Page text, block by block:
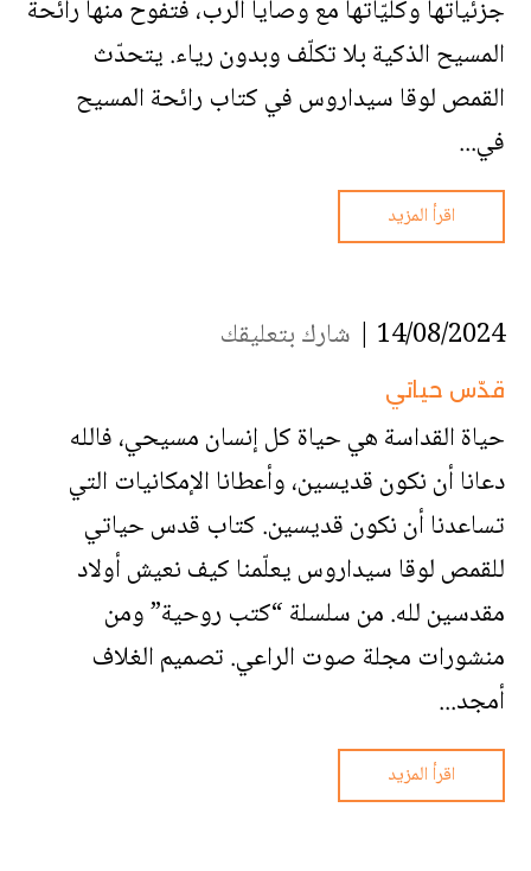
جزئياتها وكليّاتها مع وصايا الرب، فتفوح منها رائحة
المسيح الذكية بلا تكلّف وبدون رياء. يتحدّث
القمص لوقا سيداروس في كتاب رائحة المسيح
في...
اقرأ المزيد
14/08/2024 | شارك بتعليقك
قدّس حياتي
حياة القداسة هي حياة كل إنسان مسيحي، فالله
دعانا أن نكون قديسين، وأعطانا الإمكانيات التي
تساعدنا أن نكون قديسين. كتاب قدس حياتي
للقمص لوقا سيداروس يعلّمنا كيف نعيش أولاد
مقدسين لله. من سلسلة “كتب روحية” ومن
منشورات مجلة صوت الراعي. تصميم الغلاف
أمجد...
اقرأ المزيد